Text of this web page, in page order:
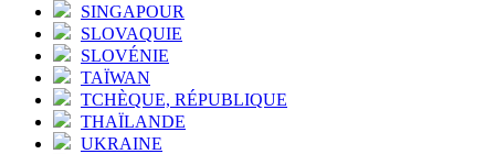
SINGAPOUR
SLOVAQUIE
SLOVÉNIE
TAÏWAN
TCHÈQUE, RÉPUBLIQUE
THAÏLANDE
UKRAINE